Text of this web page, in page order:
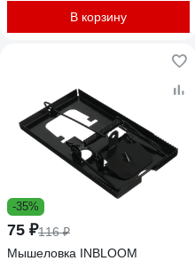
В корзину
-35%
75 ₽116 ₽
Мышеловка INBLOOM